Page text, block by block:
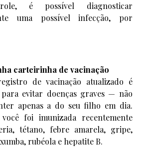
é possível diagnosticar
uma possível infecção, por
carteirinha de vacinação
de vacinação atualizado é
evitar doenças graves — não
apenas a do seu filho em dia.
foi imunizada recentemente
tétano, febre amarela, gripe,
rubéola e hepatite B.